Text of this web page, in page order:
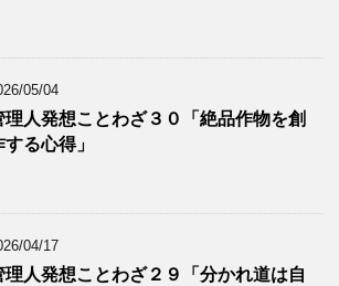
05/04
理人発想ことわざ３０「絶品作物を創
する心得」
04/17
理人発想ことわざ２９「分かれ道は自